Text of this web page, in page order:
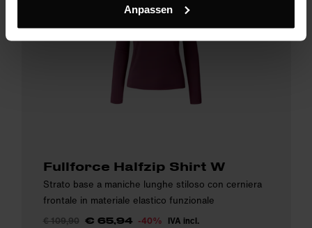
Anpassen
Fullforce Halfzip Shirt W
Strato base a maniche lunghe stiloso con cerniera
frontale in materiale elastico funzionale
€ 109,90 € 65,94 -40% IVA incl.